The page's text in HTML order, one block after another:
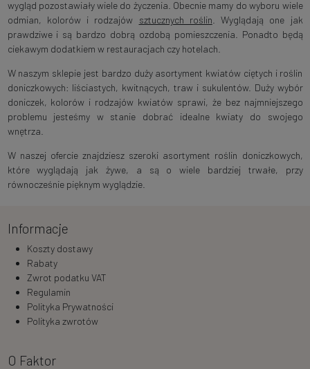
wygląd pozostawiały wiele do życzenia. Obecnie mamy do wyboru wiele
odmian, kolorów i rodzajów sztucznych roślin . Wyglądają one jak
prawdziwe i są bardzo dobrą ozdobą pomieszczenia. Ponadto będą
ciekawym dodatkiem w restauracjach czy hotelach.
W naszym sklepie jest bardzo duży asortyment kwiatów ciętych i roślin
doniczkowych: liściastych, kwitnących, traw i sukulentów. Duży wybór
doniczek, kolorów i rodzajów kwiatów sprawi, że bez najmniejszego
problemu jesteśmy w stanie dobrać idealne kwiaty do swojego
wnętrza.
W naszej ofercie znajdziesz szeroki asortyment roślin doniczkowych,
które wyglądają jak żywe, a są o wiele bardziej trwałe, przy
równocześnie pięknym wyglądzie.
Informacje
Koszty dostawy
Rabaty
Zwrot podatku VAT
Regulamin
Polityka Prywatności
Polityka zwrotów
O Faktor